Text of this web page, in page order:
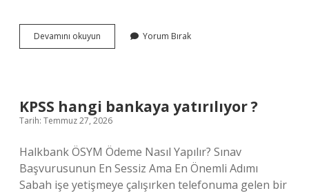
Devamını okuyun
kimin
Yorum Bırak
KPSS hangi bankaya yatırılıyor ?
Tarih: Temmuz 27, 2026
Halkbank ÖSYM Ödeme Nasıl Yapılır? Sınav
Başvurusunun En Sessiz Ama En Önemli Adımı
Sabah işe yetişmeye çalışırken telefonuma gelen bir